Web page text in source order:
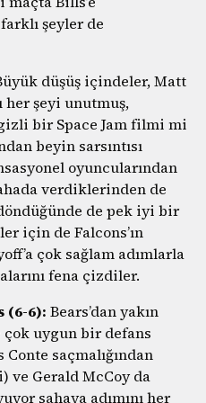
şeyler de
düşüş içindeler, Matt
her şeyi unutmuş,
bir Space Jam filmi mi
beyin sarsıntısı
oyuncularından
verdiklerinden de
de pek iyi bir
için de Falcons’ın
çok sağlam adımlarla
fena çizdiler.
(6-6): Bears’dan yakın
uygun bir defans
saçmalığından
ve Gerald McCoy da
sahaya adımını her